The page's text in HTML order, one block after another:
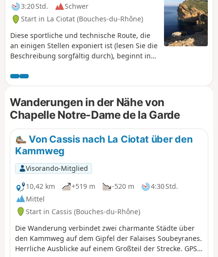
3:20 Std.
Schwer
Start in La Ciotat (Bouches-du-Rhône)
Diese sportliche und technische Route, die
an einigen Stellen exponiert ist (lesen Sie die
Beschreibung sorgfältig durch), beginnt in
an einen Teil der Falaises Soubeyranes
zwischen Notre-Dame de la Garde und dem
Sémaphore du Bec de l'Aigle heran. Sie
werden die Besonderheit dieser Klippen
entdecken, die aus Sandstein, Puddingstein
und Kalkstein bestehen. Auf dem Rückweg
durchqueren Sie alte Terrassenfelder und
Ruinen vergessener Bauernhöfe, bevor Sie
über eine kleine Straße wieder zu Ihrem
Ausgangspunkt gelangen. Siehe Kapitel:
Wanderungen in der Nähe von
Chapelle Notre-Dame de la Garde
Von Cassis nach La Ciotat über den
Kammweg
Visorando-Mitglied
10,42 km
+519 m -520 m
4:30 Std.
Mittel
Start in Cassis (Bouches-du-Rhône)
Die Wanderung verbindet zwei charmante Städte über
den Kammweg auf dem Gipfel der Falaises Soubeyranes.
Herrliche Ausblicke auf einem Großteil der Strecke. GPS